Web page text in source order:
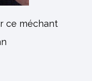
ce méchant